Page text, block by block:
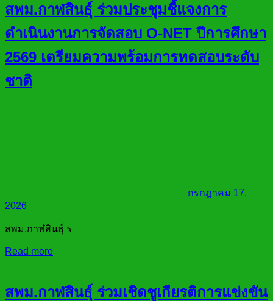
สพม.กาฬสินธุ์ ร่วมประชุมชี้แจงการ
ดำเนินงานการจัดสอบ O-NET ปีการศึกษา
2569 เตรียมความพร้อมการทดสอบระดับ
ชาติ
กรกฎาคม 17,
2026
สพม.กาฬสินธุ์ ร
Read more
สพม.กาฬสินธุ์ ร่วมเชิดชูเกียรติการแข่งขัน